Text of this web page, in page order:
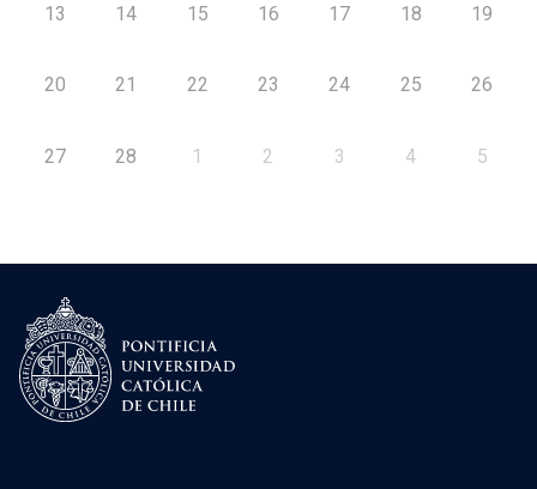
13 14 15 16 17 18 19
20 21 22 23 24 25 26
27 28 1 2 3 4 5